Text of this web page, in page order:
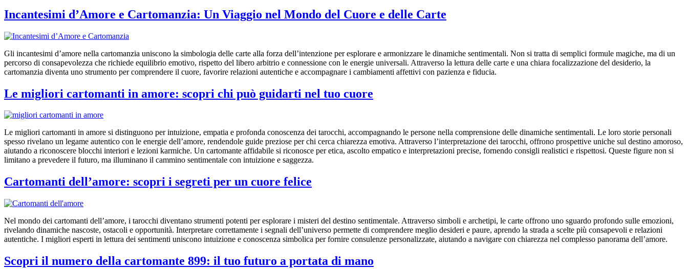
Incantesimi d’Amore e Cartomanzia: Un Viaggio nel Mondo del Cuore e delle Carte
Gli incantesimi d’amore nella cartomanzia uniscono la simbologia delle carte alla forza dell’intenzione per esplorare e armonizzare le dinamiche sentimentali. Non si tratta di semplici formule magiche, ma di un
percorso di consapevolezza che richiede equilibrio emotivo, rispetto del libero arbitrio e connessione con le energie universali. Attraverso la lettura delle carte e una chiara focalizzazione del desiderio, la
cartomanzia diventa uno strumento per comprendere il cuore, favorire relazioni autentiche e accompagnare i cambiamenti affettivi con pazienza e fiducia.
Le migliori cartomanti in amore: scopri chi può guidarti nel tuo cuore
Le migliori cartomanti in amore si distinguono per intuizione, empatia e profonda conoscenza dei tarocchi, accompagnando le persone nella comprensione delle dinamiche sentimentali. Le loro storie personali
spesso rivelano un legame autentico con le energie dell’amore, rendendole guide preziose per chi cerca chiarezza emotiva. Attraverso l’interpretazione dei tarocchi, offrono prospettive uniche sul destino amoroso,
aiutando a riconoscere blocchi interiori e lezioni karmiche. Un cartomante affidabile si riconosce per etica, ascolto empatico e interpretazioni precise, fornendo consigli realistici e rispettosi. Queste figure non si
limitano a prevedere il futuro, ma illuminano il cammino sentimentale con intuizione e saggezza.
Cartomanti dell’amore: scopri i segreti per un cuore felice
Nel mondo dei cartomanti dell’amore, i tarocchi diventano strumenti potenti per esplorare i misteri del destino sentimentale. Attraverso simboli e archetipi, le carte offrono uno sguardo profondo sulle emozioni,
rivelando dinamiche nascoste, ostacoli e opportunità. Interpretare correttamente i segnali dell’universo permette di comprendere meglio desideri e paure, aprendo la strada a scelte più consapevoli e relazioni
autentiche. I migliori esperti in lettura dei sentimenti uniscono intuizione e conoscenza simbolica per fornire consulenze personalizzate, aiutando a navigare con chiarezza nel complesso panorama dell’amore.
Scopri il numero della cartomante 899: il tuo futuro a portata di mano